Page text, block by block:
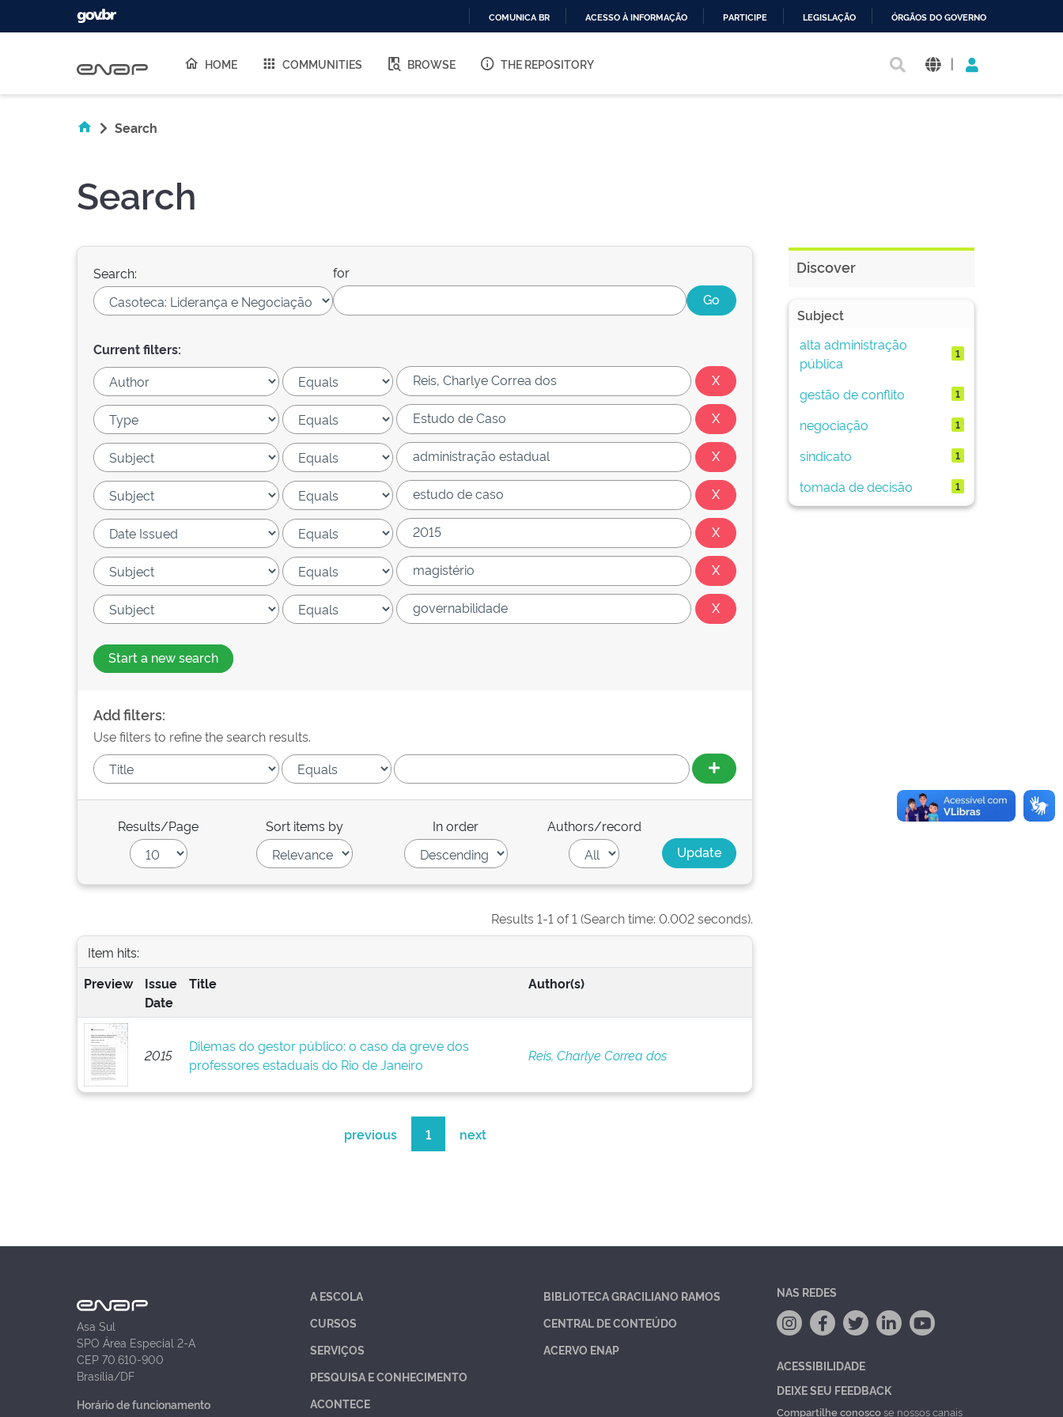
O
COMUNICA BR ACESSO À INFORMAÇÃO PARTICIPE LEGISLAÇÃO ÓRGÃOS DO GOVERNO
HOME COMMUNITIES BROWSE THE REPOSITORY |
Search
Search
Search: for
Current filters:
Start a new search
Add filters:
Use filters to refine the search results.
Results/Page Sort items by In order Authors/record
Results 1-1 of 1 (Search time: 0.002 seconds).
Item hits:
Preview
Issue
Date
Title Author(s)
2015
Dilemas do gestor público: o caso da greve dos
professores estaduais do Rio de Janeiro
Reis, Charlye Correa dos
previous 1 next
Discover
Subject
alta administração
pública
1
gestão de conflito 1
negociação 1
sindicato 1
tomada de decisão 1
Asa Sul
SPO Área Especial 2-A
CEP 70.610-900
Brasília/DF
Horário de funcionamento
A ESCOLA
CURSOS
SERVIÇOS
PESQUISA E CONHECIMENTO
ACONTECE
BIBLIOTECA GRACILIANO RAMOS
CENTRAL DE CONTEÚDO
ACERVO ENAP
NAS REDES
ACESSIBILIDADE
DEIXE SEU FEEDBACK
Compartilhe conoscose nossos canais